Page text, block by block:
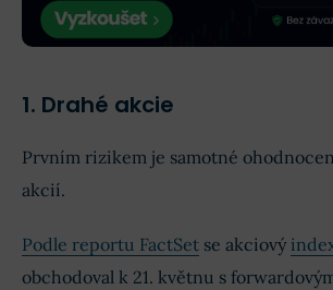
1. Drahé akcie
Prvním rizikem je samotné
akcií.
Podle reportu FactSet se akciový
obchodoval k 21. květnu s